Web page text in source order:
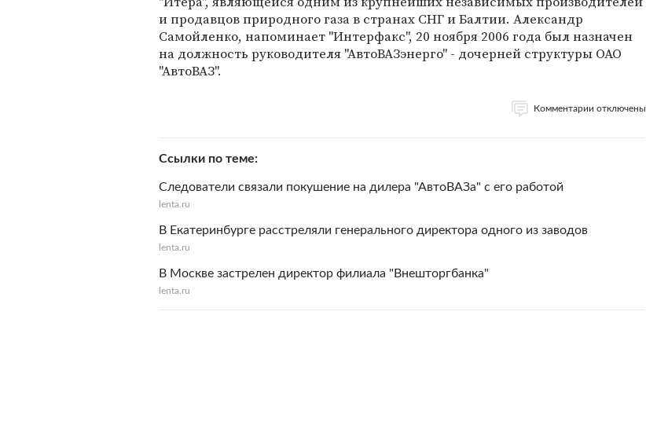
и продавцов природного газа в странах СНГ и Балтии. Александр
Самойленко, напоминает "Интерфакс", 20 ноября 2006 года был назначен
на должность руководителя "АвтоВАЗэнерго" - дочерней структуры ОАО
"АвтоВАЗ".
Комментарии отключены
Ссылки по теме
Следователи связали покушение на дилера "АвтоВАЗа" с его работой
lenta.ru
В Екатеринбурге расстреляли генерального директора одного из заводов
lenta.ru
В Москве застрелен директор филиала "Внешторгбанка"
lenta.ru